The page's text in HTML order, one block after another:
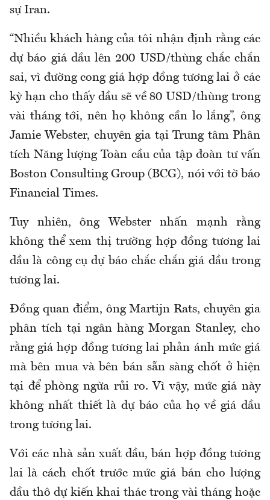
sự Iran.
“Nhiều khách hàng của tôi nhận định rằng các
dự báo giá dầu lên 200 USD/thùng chắc chắn
sai, vì đường cong giá hợp đồng tương lai ở các
kỳ hạn cho thấy dầu sẽ về 80 USD/thùng trong
vài tháng tới, nên họ không cần lo lắng”, ông
Jamie Webster, chuyên gia tại Trung tâm Phân
tích Năng lượng Toàn cầu của tập đoàn tư vấn
Boston Consulting Group (BCG), nói với tờ báo
Financial Times.
Tuy nhiên, ông Webster nhấn mạnh rằng
không thể xem thị trường hợp đồng tương lai
dầu là công cụ dự báo chắc chắn giá dầu trong
tương lai.
Đồng quan điểm, ông Martijn Rats, chuyên gia
phân tích tại ngân hàng Morgan Stanley, cho
rằng giá hợp đồng tương lai phản ánh mức giá
mà bên mua và bên bán sẵn sàng chốt ở hiện
tại để phòng ngừa rủi ro. Vì vậy, mức giá này
không nhất thiết là dự báo của họ về giá dầu
trong tương lai.
Với các nhà sản xuất dầu, bán hợp đồng tương
lai là cách chốt trước mức giá bán cho lượng
dầu thô dự kiến khai thác trong vài tháng hoặc